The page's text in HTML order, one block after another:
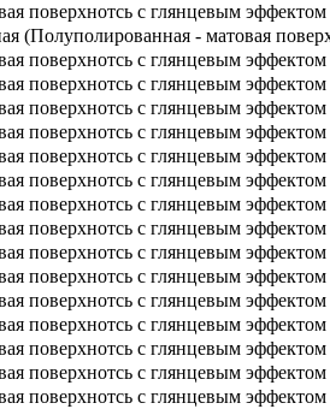
поверхнотсь с глянцевым эффектом
(Полуполированная - матовая
поверхнотсь с глянцевым эффектом
поверхнотсь с глянцевым эффектом
поверхнотсь с глянцевым эффектом
поверхнотсь с глянцевым эффектом
поверхнотсь с глянцевым эффектом
поверхнотсь с глянцевым эффектом
поверхнотсь с глянцевым эффектом
поверхнотсь с глянцевым эффектом
поверхнотсь с глянцевым эффектом
поверхнотсь с глянцевым эффектом
поверхнотсь с глянцевым эффектом
поверхнотсь с глянцевым эффектом
поверхнотсь с глянцевым эффектом
поверхнотсь с глянцевым эффектом
поверхнотсь с глянцевым эффектом